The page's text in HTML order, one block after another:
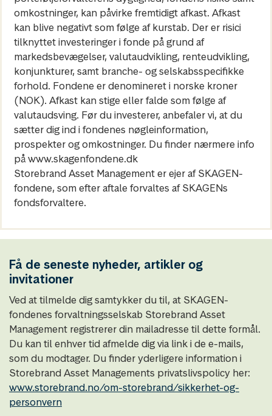
omkostninger, kan påvirke fremtidigt afkast. Afkast
kan blive negativt som følge af kurstab. Der er risici
tilknyttet investeringer i fonde på grund af
markedsbevægelser, valutaudvikling, renteudvikling,
konjunkturer, samt branche- og selskabsspecifikke
forhold. Fondene er denomineret i norske kroner
(NOK). Afkast kan stige eller falde som følge af
valutaudsving. Før du investerer, anbefaler vi, at du
sætter dig ind i fondenes nøgleinformation,
prospekter og omkostninger. Du finder nærmere info
på www.skagenfondene.dk
Storebrand Asset Management er ejer af SKAGEN-
fondene, som efter aftale forvaltes af SKAGENs
fondsforvaltere.
Få de seneste nyheder, artikler og
invitationer
Ved at tilmelde dig samtykker du til, at SKAGEN-
fondenes forvaltningsselskab Storebrand Asset
Management registrerer din mailadresse til dette formål.
Du kan til enhver tid afmelde dig via link i de e-mails,
som du modtager. Du finder yderligere information i
Storebrand Asset Managements privatslivspolicy her:
www.storebrand.no/om-storebrand/sikkerhet-og-
personvern